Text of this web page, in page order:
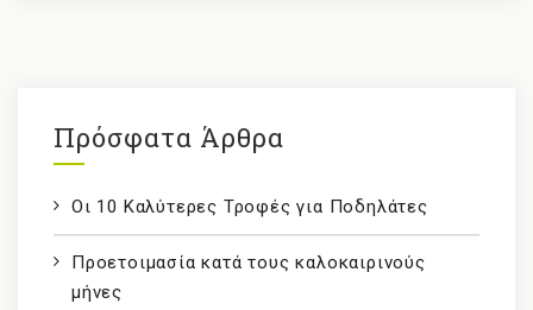
Πρόσφατα Άρθρα
Οι 10 Καλύτερες Τροφές για Ποδηλάτες
Προετοιμασία κατά τους καλοκαιρινούς
μήνες